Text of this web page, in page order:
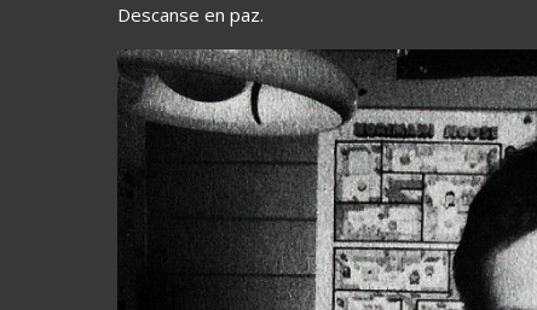
Descanse en paz.